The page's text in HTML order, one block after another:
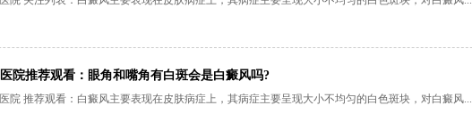
院推荐观看：眼角和嘴角有白斑会是白癜风吗?
院 推荐观看：白癜风主要表现在皮肤病症上，其病症主要呈现大小不均匀的白色斑块，对白癜风...